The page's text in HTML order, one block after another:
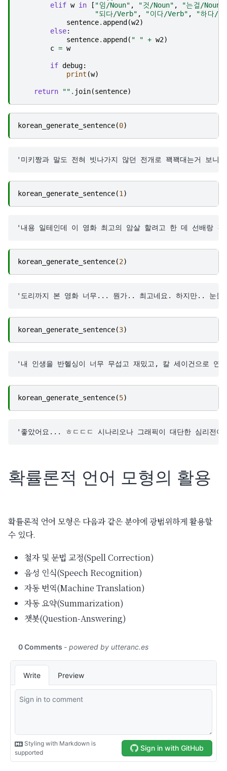
elif w in [ "임/Noun" , "것/Noun" , "는걸/Noun"
"되다/Verb" , "이다/Verb" ,
"하다/
sentence. append(w2)
else:
sentence. append( " " + w2)
c = w
if debug:
print (w)
return "" . join(sentence)
korean_generate_sentence(0)
korean_generate_sentence(1 )
korean_generate_sentence(2)
korean_generate_sentence(3)
korean_generate_sentence(5)
확률론적 언어 모형의 활용
확률론적 언어 모형은 다음과 같은 분야에 광범위하게 활용할
수 있다.
철자 및 문법 교정(Spell Correction)
음성 인식(Speech Recognition)
자동 번역(Machine Translation)
자동 요약(Summarization)
챗봇(Question-Answering)